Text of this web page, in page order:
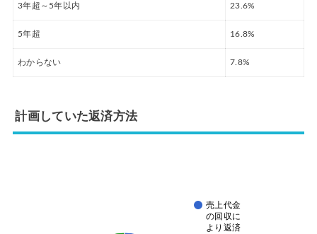
3年超～5年以内 23.6%
5年超 16.8%
わからない 7.8%
計画していた返済方法
売上代金
の回収に
より返済